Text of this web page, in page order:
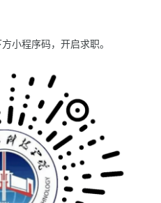
小程序码，开启求职。